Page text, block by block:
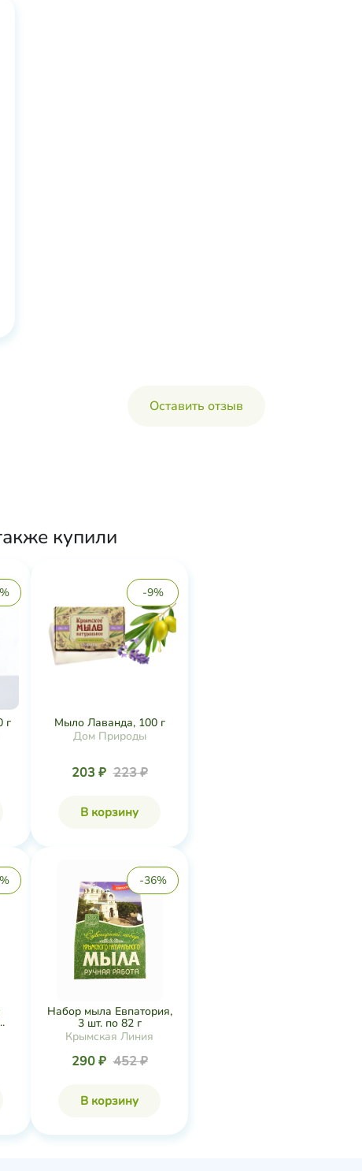
Оставить отзыв
купили
г
-9%
Мыло Лаванда, 100 г
Дом Природы
203 ₽ 223 ₽
В корзину
-36%
Набор мыла Евпатория,
3 шт. по 82 г
Крымская Линия
290 ₽ 452 ₽
В корзину